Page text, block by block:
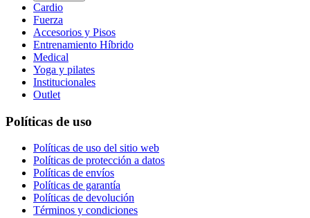
Cardio
Fuerza
Accesorios y Pisos
Entrenamiento Híbrido
Medical
Yoga y pilates
Institucionales
Outlet
Políticas de uso
Políticas de uso del sitio web
Políticas de protección a datos
Políticas de envíos
Políticas de garantía
Políticas de devolución
Términos y condiciones